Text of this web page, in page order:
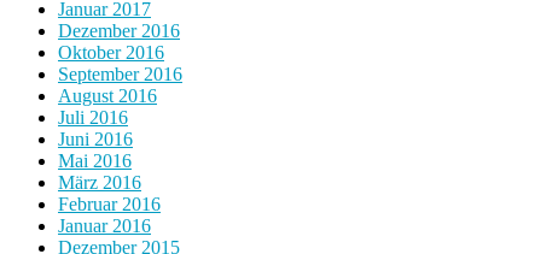
Januar 2017
Dezember 2016
Oktober 2016
September 2016
August 2016
Juli 2016
Juni 2016
Mai 2016
März 2016
Februar 2016
Januar 2016
Dezember 2015